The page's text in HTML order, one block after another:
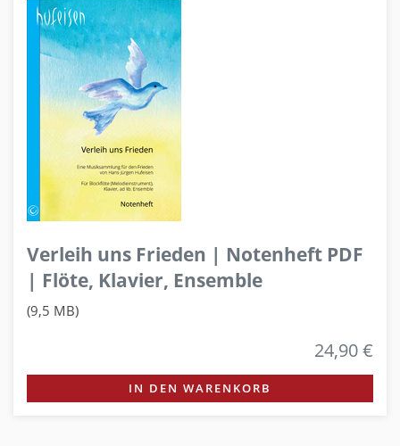
Verleih uns Frieden | Notenheft PDF
| Flöte, Klavier, Ensemble
(9,5 MB)
24,90 €
IN DEN WARENKORB